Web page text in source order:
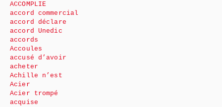
ACCOMPLIE
accord commercial
accord déclare
accord Unedic
accords
Accoules
accusé d’avoir
acheter
Achille n’est
Acier
Acier trompé
acquise